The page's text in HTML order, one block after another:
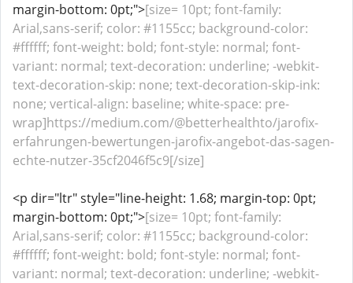
margin-bottom: 0pt;">[size= 10pt; font-family:
Arial,sans-serif; color: #1155cc; background-color:
#ffffff; font-weight: bold; font-style: normal; font-
variant: normal; text-decoration: underline; -webkit-
text-decoration-skip: none; text-decoration-skip-ink:
none; vertical-align: baseline; white-space: pre-
wrap]https://medium.com/@betterhealthto/jarofix-
erfahrungen-bewertungen-jarofix-angebot-das-sagen-
echte-nutzer-35cf2046f5c9[/size]
<p dir="ltr" style="line-height: 1.68; margin-top: 0pt;
margin-bottom: 0pt;">[size= 10pt; font-family:
Arial,sans-serif; color: #1155cc; background-color:
#ffffff; font-weight: bold; font-style: normal; font-
variant: normal; text-decoration: underline; -webkit-